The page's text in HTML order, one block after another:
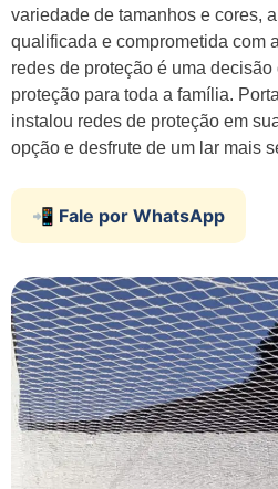
variedade de tamanhos e cores,
qualificada e comprometida com
redes de proteção é uma
proteção para toda a família.
instalou redes de proteção em
opção e desfrute de um lar mais
📲 Fale por WhatsApp